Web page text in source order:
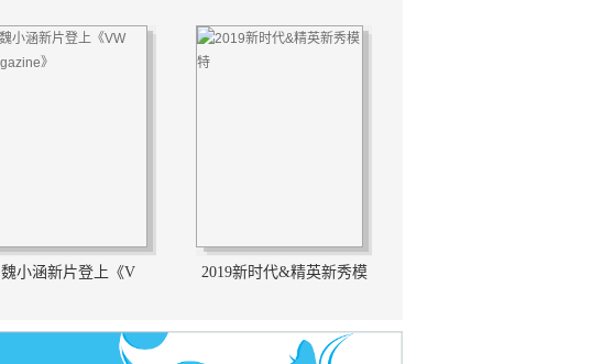
魏小涵新片登上《V 2019新时代&精英新秀模